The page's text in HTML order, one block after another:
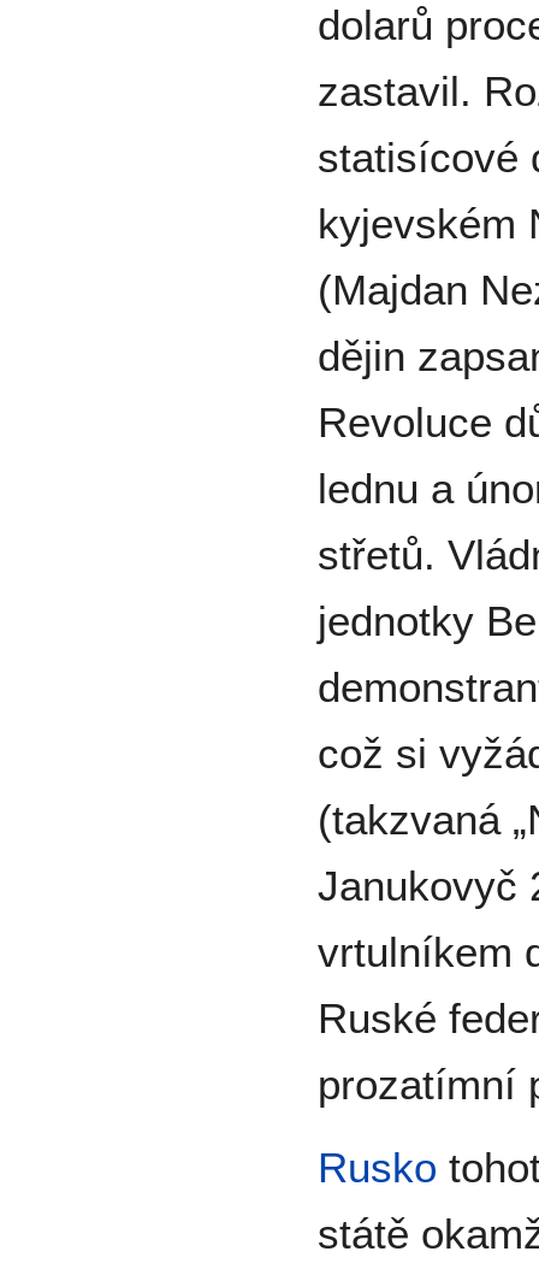
dolarů
zastavil.
statisícové
kyjevském
(Majdan
dějin
Revoluce
lednu a
střetů.
jednotky
což si
(takzvaná
Janukovyč
vrtulníkem
Ruské
prozatímní
Rusko
státě